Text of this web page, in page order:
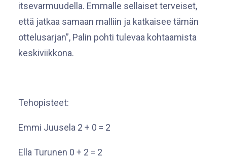
itsevarmuudella. Emmalle sellaiset terveiset,
että jatkaa samaan malliin ja katkaisee tämän
ottelusarjan”, Palin pohti tulevaa kohtaamista
keskiviikkona.
Tehopisteet:
Emmi Juusela 2 + 0 = 2
Ella Turunen 0 + 2 = 2